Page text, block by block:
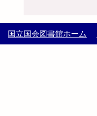
国立国会図書館ホーム